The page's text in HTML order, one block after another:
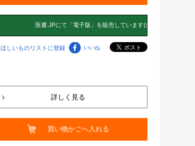
ほしいものリストに登録 いいね
詳しく見る
買い物かごへ入れる